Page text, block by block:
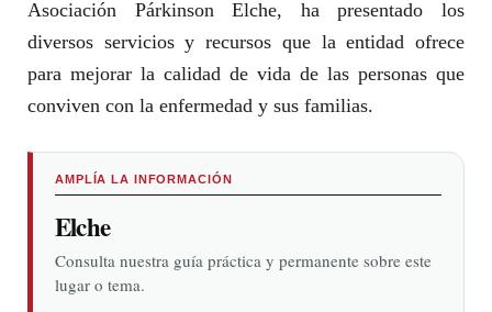
Asociación Párkinson Elche, ha presentado los
diversos servicios y recursos que la entidad ofrece
para mejorar la calidad de vida de las personas que
conviven con la enfermedad y sus familias.
AMPLÍA LA INFORMACIÓN
Elche
Consulta nuestra guía práctica y permanente sobre este
lugar o tema.